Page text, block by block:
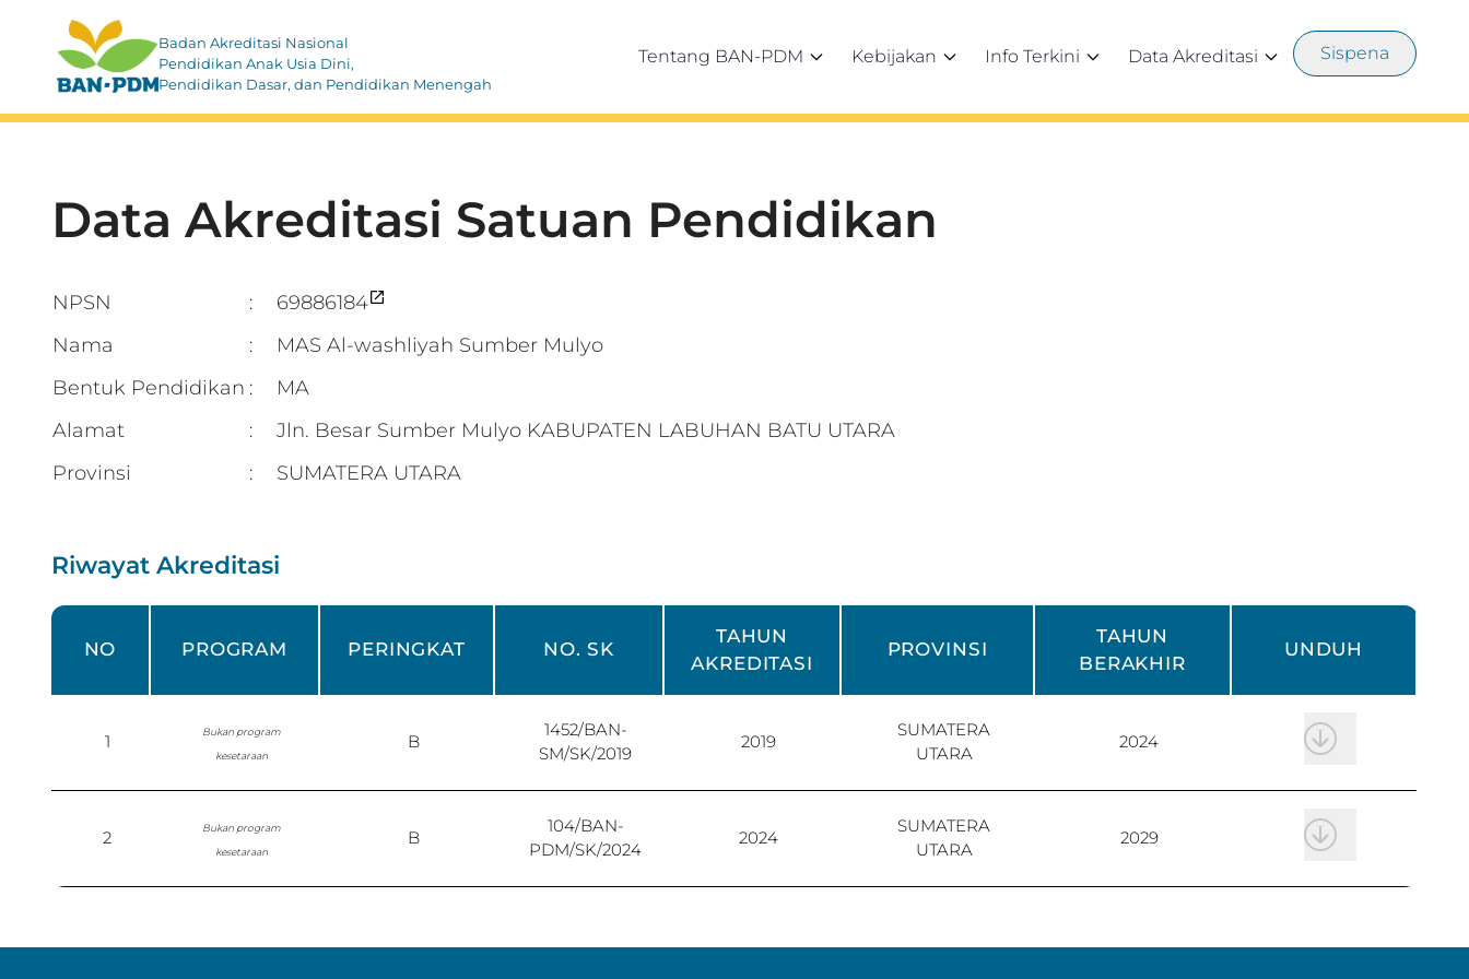
Badan Akreditasi Nasional
Pendidikan Anak Usia Dini,
Pendidikan Dasar, dan Pendidikan Menengah
Tentang BAN-PDM Kebijakan Info Terkini Data Akreditasi Sispena
Data Akreditasi Satuan Pendidikan
NPSN :
69886184
Nama
:
MAS Al-washliyah Sumber Mulyo
Bentuk Pendidikan :
MA
Alamat
:
Jln. Besar Sumber Mulyo KABUPATEN LABUHAN BATU UTARA
Provinsi
: SUMATERA UTARA
Riwayat Akreditasi
NO PROGRAM PERINGKAT NO. SK
TAHUN
AKREDITASI
PROVINSI
TAHUN
BERAKHIR
UNDUH
1
Bukan program
kesetaraan
B
1452/BAN-
SM/SK/2019
2019
SUMATERA
UTARA
2024
2
Bukan program
kesetaraan
B
104/BAN-
PDM/SK/2024
2024
SUMATERA
UTARA
2029